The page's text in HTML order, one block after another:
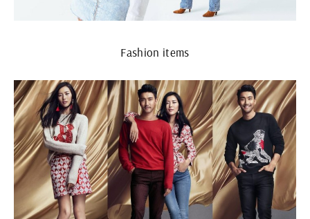
Fashion items